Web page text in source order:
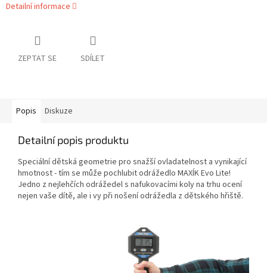
Detailní informace
ZEPTAT SE SDÍLET
Popis Diskuze
Detailní popis produktu
Speciální dětská geometrie pro snažší ovladatelnost a vynikající
hmotnost - tím se může pochlubit odrážedlo MAXÍK Evo Lite!
Jedno z nejlehčích odrážedel s nafukovacími koly na trhu ocení
nejen vaše dítě, ale i vy při nošení odrážedla z dětského hřiště.